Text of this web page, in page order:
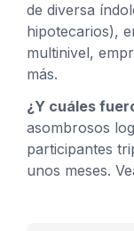
de diversa
hipotecarios),
multinivel,
más.
¿Y cuáles
asombrosos
participantes
unos meses.